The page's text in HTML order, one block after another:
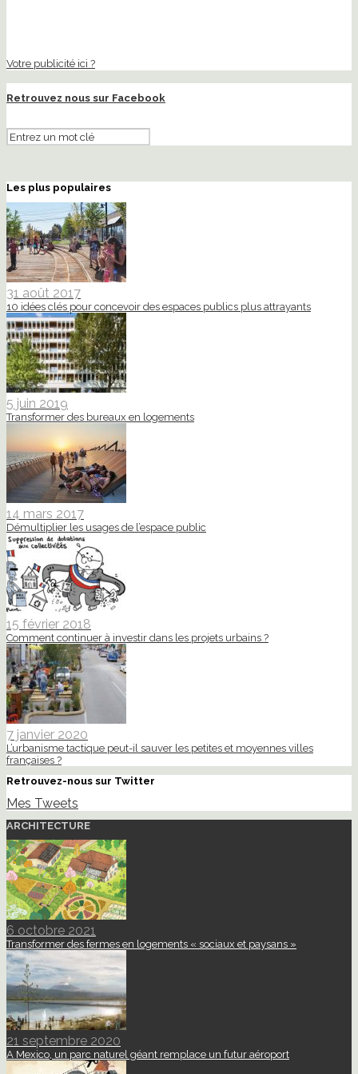
Votre publicité ici ?
Retrouvez nous sur Facebook
Les plus populaires
31 août 2017
10 idées clés pour concevoir des espaces publics plus attrayants
5 juin 2019
Transformer des bureaux en logements
14 mars 2017
Démultiplier les usages de l’espace public
15 février 2018
Comment continuer à investir dans les projets urbains ?
7 janvier 2020
L’urbanisme tactique peut-il sauver les petites et moyennes villes
françaises ?
Retrouvez-nous sur Twitter
Mes Tweets
ARCHITECTURE
6 octobre 2021
Transformer des fermes en logements « sociaux et paysans »
21 septembre 2020
A Mexico, un parc naturel géant remplace un futur aéroport